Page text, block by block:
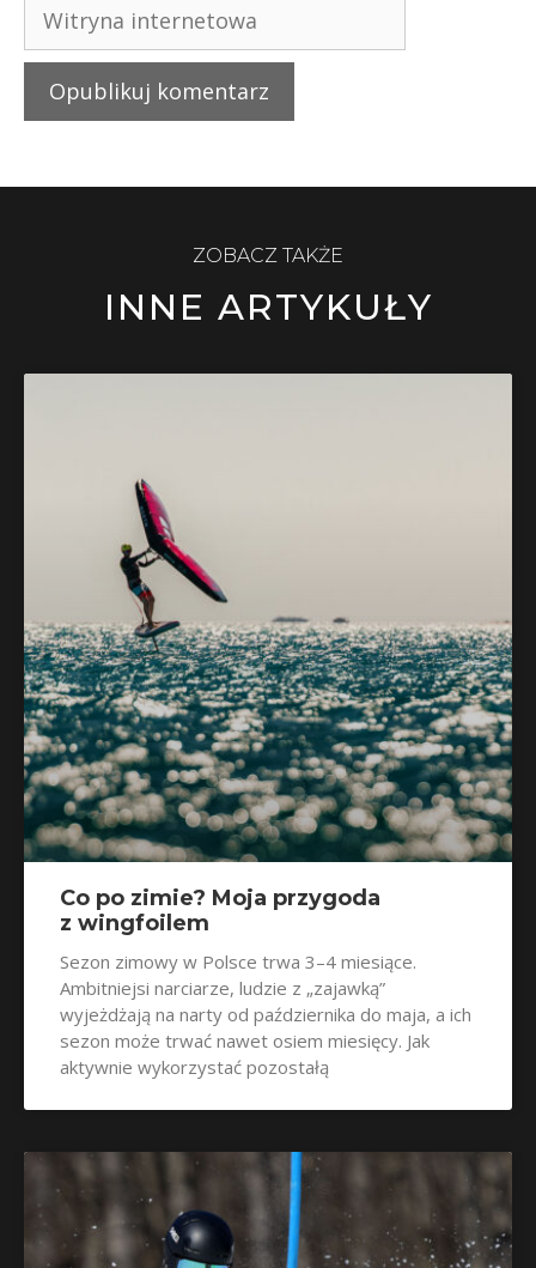
ZOBACZ TAKŻE
INNE ARTYKUŁY
Co po zimie? Moja przygoda
z wingfoilem
Sezon zimowy w Polsce trwa 3–4 miesiące.
Ambitniejsi narciarze, ludzie z „zajawką”
wyjeżdżają na narty od października do maja, a ich
sezon może trwać nawet osiem miesięcy. Jak
aktywnie wykorzystać pozostałą